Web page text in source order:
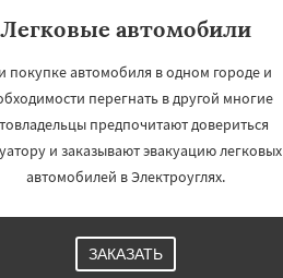
Легковые автомобили
покупке автомобиля в одном городе и
перегнать в другой многие
предпочитают довериться
и заказывают эвакуацию легковых
автомобилей в Электроуглях.
ЗАКАЗАТЬ